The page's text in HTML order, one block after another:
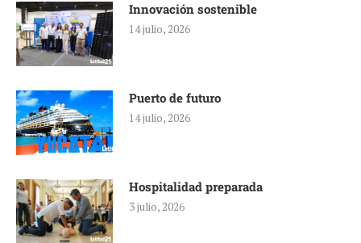
Innovación sostenible
14 julio, 2026
Puerto de futuro
14 julio, 2026
Hospitalidad preparada
3 julio, 2026